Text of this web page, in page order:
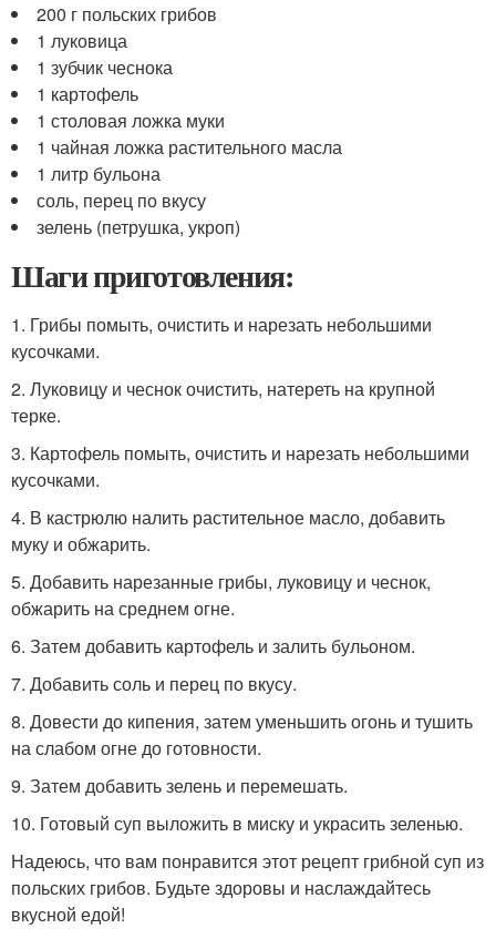
200 г польских грибов
1 луковица
1 зубчик чеснока
1 картофель
1 столовая ложка муки
1 чайная ложка растительного масла
1 литр бульона
соль, перец по вкусу
зелень (петрушка, укроп)
Шаги приготовления:
1. Грибы помыть, очистить и нарезать небольшими
кусочками.
2. Луковицу и чеснок очистить, натереть на крупной
терке.
3. Картофель помыть, очистить и нарезать небольшими
кусочками.
4. В кастрюлю налить растительное масло, добавить
муку и обжарить.
5. Добавить нарезанные грибы, луковицу и чеснок,
обжарить на среднем огне.
6. Затем добавить картофель и залить бульоном.
7. Добавить соль и перец по вкусу.
8. Довести до кипения, затем уменьшить огонь и тушить
на слабом огне до готовности.
9. Затем добавить зелень и перемешать.
10. Готовый суп выложить в миску и украсить зеленью.
Надеюсь, что вам понравится этот рецепт грибной суп из
польских грибов. Будьте здоровы и наслаждайтесь
вкусной едой!